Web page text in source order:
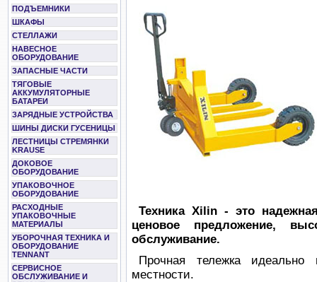
ПОДЪЕМНИКИ
ШКАФЫ
СТЕЛЛАЖИ
НАВЕСНОЕ
ОБОРУДОВАНИЕ
ЗАПАСНЫЕ ЧАСТИ
ТЯГОВЫЕ
АККУМУЛЯТОРНЫЕ
БАТАРЕИ
ЗАРЯДНЫЕ УСТРОЙСТВА
ШИНЫ ДИСКИ ГУСЕНИЦЫ
ЛЕСТНИЦЫ СТРЕМЯНКИ
KRAUSE
ДОКОВОЕ
ОБОРУДОВАНИЕ
УПАКОВОЧНОЕ
ОБОРУДОВАНИЕ
РАСХОДНЫЕ
УПАКОВОЧНЫЕ
МАТЕРИАЛЫ
УБОРОЧНАЯ ТЕХНИКА И
ОБОРУДОВАНИЕ
TENNANT
СЕРВИСНОЕ
ОБСЛУЖИВАНИЕ И
Техника Xilin - это
ценовое предложение,
обслуживание.
Прочная тележка
местности.